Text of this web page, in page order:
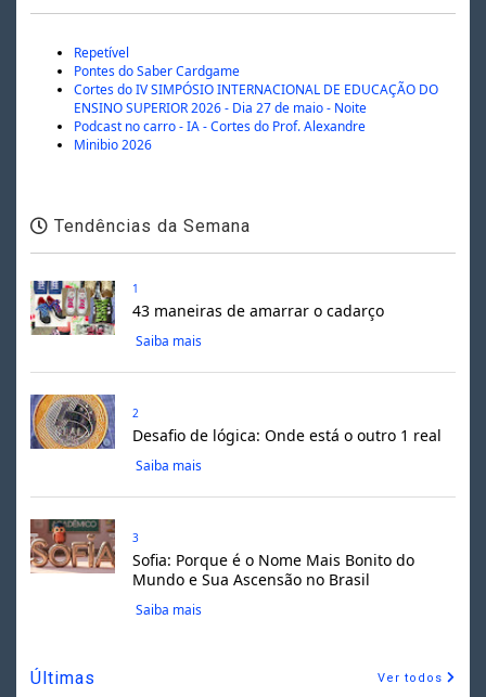
Repetível
Pontes do Saber Cardgame
Cortes do IV SIMPÓSIO INTERNACIONAL DE EDUCAÇÃO DO
ENSINO SUPERIOR 2026 - Dia 27 de maio - Noite
Podcast no carro - IA - Cortes do Prof. Alexandre
Minibio 2026
Tendências da Semana
1
43 maneiras de amarrar o cadarço
Saiba mais
2
Desafio de lógica: Onde está o outro 1 real
Saiba mais
3
Sofia: Porque é o Nome Mais Bonito do
Mundo e Sua Ascensão no Brasil
Saiba mais
Últimas Ver todos